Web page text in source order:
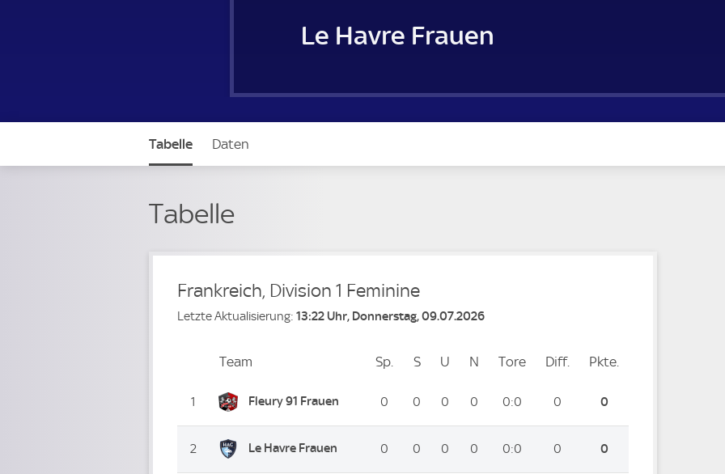
Le Havre Frauen
Tabelle Daten
Tabelle
Frankreich, Division 1 Feminine
Letzte Aktualisierung: 13:22 Uhr, Donnerstag, 09.07.2026
PlatzTeam Sp. Spiele
SSiege
U Unentschieden
N Niederlagen
Tore ToreDiff. Differenz
Pkte.
1 Fleury 91 Frauen 0 0 0 0 0:0 0 0
2 Le Havre Frauen 0 0 0 0 0:0 0 0